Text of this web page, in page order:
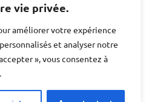
vie privée.
améliorer votre expérience
et analyser notre
», vous consentez à
Médiations de Grand-Ouest